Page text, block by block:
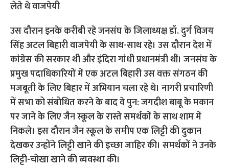
उस दौरान इनके करीबी रहे जनसंघ के जिलाध्यक्ष डॉ. दुर्ग विजय
सिंह अटल बिहारी वाजपेयी के साथ-साथ रहे। उस दौरान देश में
कांग्रेस की सरकार थी और इंदिरा गांधी प्रधानमंत्री थीं। जनसंघ के
प्रमुख पदाधिकारियों में एक अटल बिहारी उस वक्त संगठन की
मजबूती के लिए बिहार में अभियान चला रहे थे। नागरी प्रचारिणी
में सभा को संबोधित करने के बाद वे पुन: जगदीश बाबू के मकान
पर जाने के लिए जैन स्कूल के रास्ते समर्थकों के साथ शाम में
निकले। इस दौरान जैन स्कूल के समीप एक लिट्टी की दुकान
देखकर उन्होंने लिट्टी खाने की इच्छा जाहिर की। समर्थकों ने उनके
लिट्टी-चोखा खाने की व्यवस्था की।